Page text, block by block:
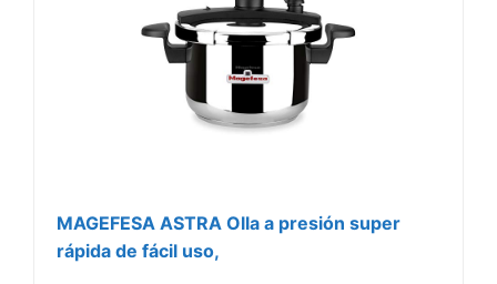
MAGEFESA ASTRA Olla a presión super
rápida de fácil uso,